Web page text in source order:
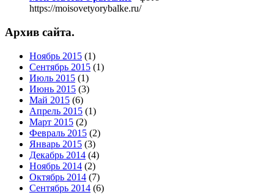
https://moisovetyorybalke.ru/
Архив сайта.
Ноябрь 2015 (1)
Сентябрь 2015 (1)
Июль 2015 (1)
Июнь 2015 (3)
Май 2015 (6)
Апрель 2015 (1)
Март 2015 (2)
Февраль 2015 (2)
Январь 2015 (3)
Декабрь 2014 (4)
Ноябрь 2014 (2)
Октябрь 2014 (7)
Сентябрь 2014 (6)